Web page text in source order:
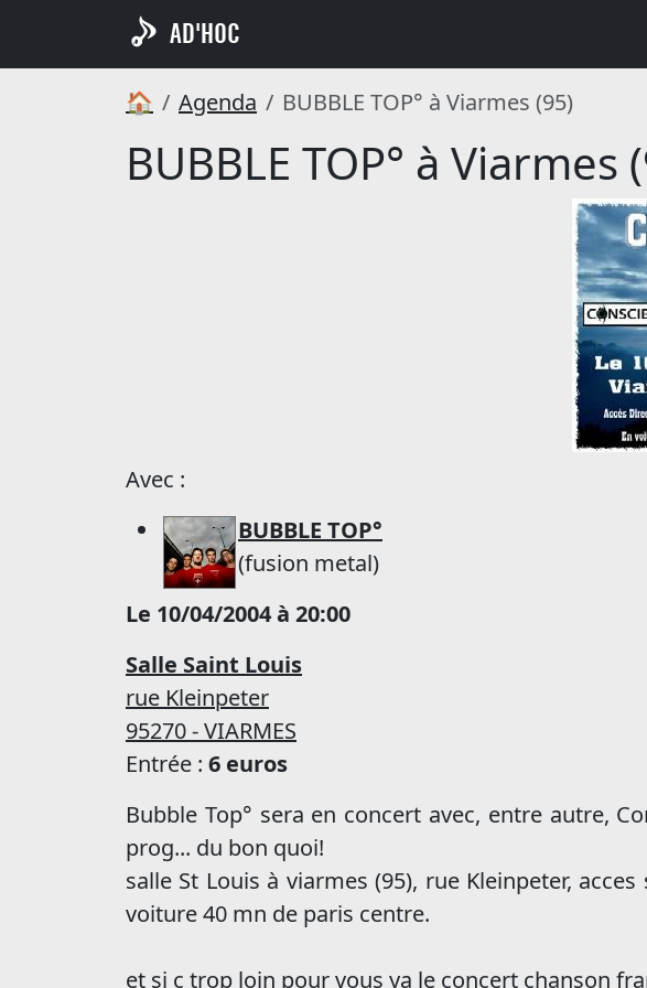
AD'HOC
🏠 Agenda BUBBLE TOP° à Viarmes (95)
BUBBLE TOP° à Viarmes
Avec :
BUBBLE TOP°
(fusion metal)
Le 10/04/2004 à 20:00
Salle Saint Louis
rue Kleinpeter
95270 - VIARMES
Entrée : 6 euros
Bubble Top° sera en concert avec, entre autre,
prog... du bon quoi!
salle St Louis à viarmes (95), rue Kleinpeter,
voiture 40 mn de paris centre.
et si c trop loin pour vous ya le concert chanson